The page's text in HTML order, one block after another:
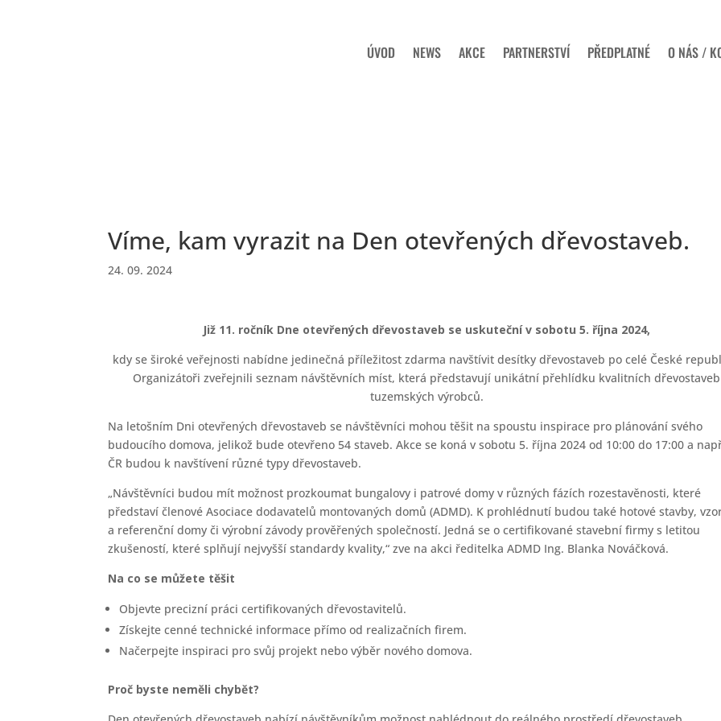
ÚVOD NEWS AKCE PARTNERSTVÍ PŘEDPLATNÉ O NÁS /
Víme, kam vyrazit na Den otevřených dřevostaveb.
24. 09. 2024
Již 11. ročník Dne otevřených dřevostaveb se uskuteční v sobotu 5. října 2024,
kdy se široké veřejnosti nabídne jedinečná příležitost zdarma navštívit desítky dřevostaveb po celé České
Organizátoři zveřejnili seznam návštěvních míst, která představují unikátní přehlídku kvalitních dřevostaveb
tuzemských výrobců.
Na letošním Dni otevřených dřevostaveb se návštěvníci mohou těšit na spoustu inspirace pro plánování svého
budoucího domova, jelikož bude otevřeno 54 staveb. Akce se koná v sobotu 5. října 2024 od 10:00 do 17:00 a
ČR budou k navštívení různé typy dřevostaveb.
„Návštěvníci budou mít možnost prozkoumat bungalovy i patrové domy v různých fázích rozestavěnosti, které
představí členové Asociace dodavatelů montovaných domů (ADMD). K prohlédnutí budou také hotové stavby,
a referenční domy či výrobní závody prověřených společností. Jedná se o certifikované stavební firmy s letitou
zkušeností, které splňují nejvyšší standardy kvality,“ zve na akci ředitelka ADMD Ing. Blanka Nováčková.
Na co se můžete těšit
Objevte precizní práci certifikovaných dřevostavitelů.
Získejte cenné technické informace přímo od realizačních firem.
Načerpejte inspiraci pro svůj projekt nebo výběr nového domova.
Proč byste neměli chybět?